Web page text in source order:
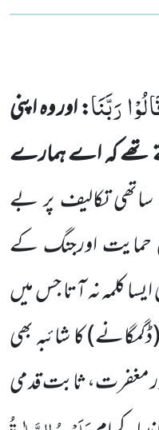
رَبَّنَا: اور وہ اپنی
تھے کہ اے ہمارے
تکالیف پر بے
حمایت اورجنگ کے
کلمہ نہ آتا جس میں
(ڈگمگانے)کا شائبہ بھی
مغفرت، ثابت قدمی